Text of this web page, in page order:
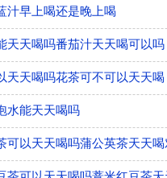
汁早上喝还是晚上喝
天天喝吗番茄汁天天喝可以吗
天天喝吗花茶可不可以天天喝
水能天天喝吗
可以天天喝吗蒲公英茶天天